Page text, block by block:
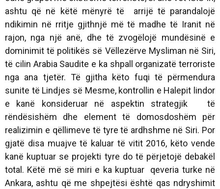
ashtu që në këtë mënyrë të arrijë të parandalojë
ndikimin në rritje gjithnjë më të madhe të Iranit në
rajon, nga një anë, dhe të zvogëlojë mundësinë e
dominimit të politikës së Vëllezërve Mysliman në Siri,
të cilin Arabia Saudite e ka shpall organizatë terroriste
nga ana tjetër. Të gjitha këto fuqi të përmendura
sunite të Lindjes së Mesme, kontrollin e Halepit lindor
e kanë konsideruar në aspektin strategjik të
rëndësishëm dhe element të domosdoshëm për
realizimin e qëllimeve të tyre të ardhshme në Siri. Por
gjatë disa muajve të kaluar të vitit 2016, këto vende
kanë kuptuar se projekti tyre do të përjetojë debakël
total. Këtë më së miri e ka kuptuar qeveria turke në
Ankara, ashtu që me shpejtësi është qas ndryshimit